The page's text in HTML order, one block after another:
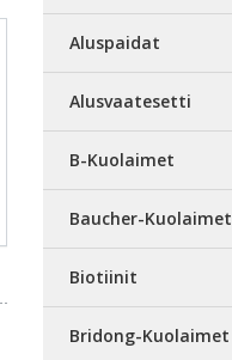
Aluspaidat
Alusvaatesetti
B-Kuolaimet
Baucher-Kuolaimet
Biotiinit
Bridong-Kuolaimet